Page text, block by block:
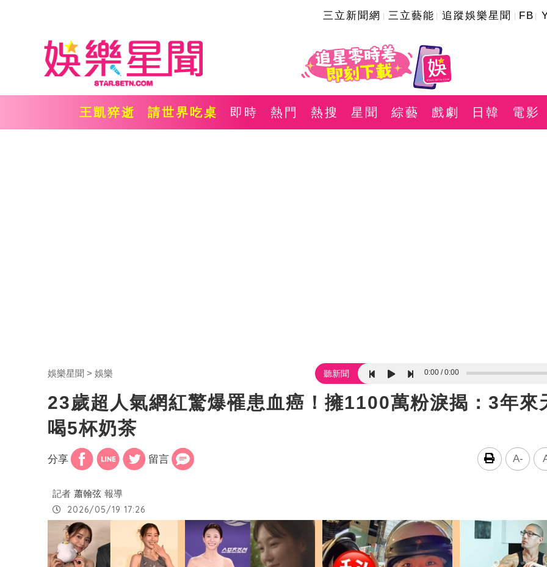
三立新聞網 三立藝能 追蹤娛樂星聞 FB
王凱猝逝 請世界吃桌 即時 熱門 熱搜 星聞 綜藝 戲劇 日韓 電影
娛樂星聞 娛樂 聽新聞 0:00 0:00
23歲超人氣網紅驚爆罹患血癌！擁1100萬粉淚揭：3年來
喝5杯奶茶
分享 留言 A-
記者 蕭翰弦 報導
2026/05/19 17:26